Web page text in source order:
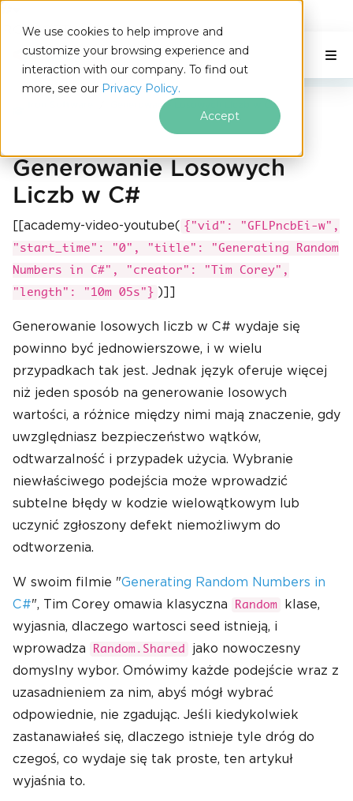
We use cookies to help improve and
customize your browsing experience and
interaction with our company. To find out
more, see our Privacy Policy.
Accept
IRONSOFTWARE
Przejdź do treści stopki
C# Application
Na tej stronie
Generowanie Losowych Liczb w C#
Generowanie Losowych
Liczb w C#
[[academy-video-youtube( {"vid": "GFLPncbEi-w",
"start_time": "0", "title": "Generating Random
Numbers in C#", "creator": "Tim Corey",
"length": "10m 05s"} )]]
Generowanie losowych liczb w C# wydaje się
powinno być jednowierszowe, i w wielu
przypadkach tak jest. Jednak język oferuje więcej
niż jeden sposób na generowanie losowych
wartości, a różnice między nimi mają znaczenie, gdy
uwzględniasz bezpieczeństwo wątków,
odtwarzalność i przypadek użycia. Wybranie
niewłaściwego podejścia może wprowadzić
subtelne błędy w kodzie wielowątkowym lub
uczynić zgłoszony defekt niemożliwym do
odtworzenia.
W swoim filmie "Generating Random Numbers in
C#", Tim Corey omawia klasyczna Random
klase,
wyjasnia, dlaczego wartosci seed istnieją, i
wprowadza
Random.Shared
jako nowoczesny
domyslny wybor. Omówimy każde podejście wraz z
uzasadnieniem za nim, abyś mógł wybrać
odpowiednie, nie zgadując. Jeśli kiedykolwiek
zastanawiałeś się, dlaczego istnieje tyle dróg do
czegoś, co wydaje się tak proste, ten artykuł
wyjaśnia to.